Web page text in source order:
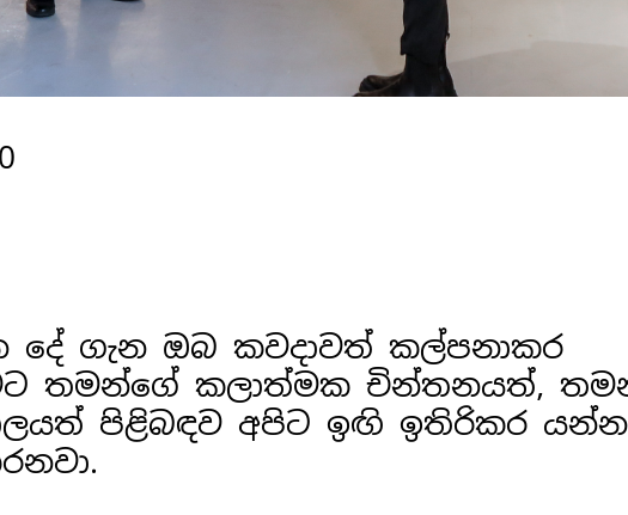
ගැන ඔබ කවදාවත් කල්පනාකර
තමන්ගේ කලාත්මක චින්තනයත්,
පිළිබඳව අපිට ඉඟි ඉතිරිකර යන්න